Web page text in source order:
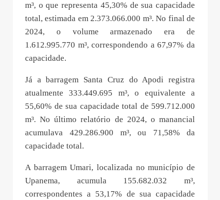
m³, o que representa 45,30% de sua capacidade
total, estimada em 2.373.066.000 m³. No final de
2024, o volume armazenado era de
1.612.995.770 m³, correspondendo a 67,97% da
capacidade.
Já a barragem Santa Cruz do Apodi registra
atualmente 333.449.695 m³, o equivalente a
55,60% de sua capacidade total de 599.712.000
m³. No último relatório de 2024, o manancial
acumulava 429.286.900 m³, ou 71,58% da
capacidade total.
A barragem Umari, localizada no município de
Upanema, acumula 155.682.032 m³,
correspondentes a 53,17% de sua capacidade